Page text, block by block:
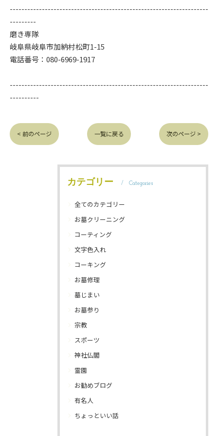
--------------------------------------------------------------------
---------
磨き専隊
岐阜県岐阜市加納村松町1-15
電話番号：080-6969-1917
--------------------------------------------------------------------
----------
< 前のページ 一覧に戻る 次のページ >
カテゴリー Categories
全てのカテゴリー
お墓クリーニング
コーティング
文字色入れ
コーキング
お墓修理
墓じまい
お墓参り
宗教
スポーツ
神社仏閣
霊園
お勧めブログ
有名人
ちょっといい話